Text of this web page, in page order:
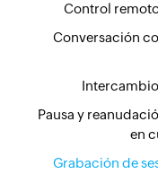
Control
Conversación
Pausa y
en
Grabación de